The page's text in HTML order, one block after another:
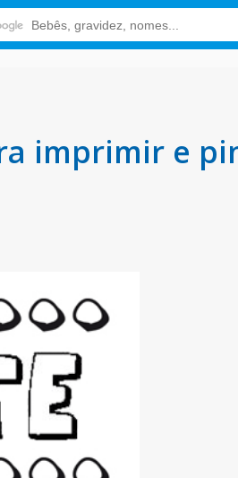
imprimir e